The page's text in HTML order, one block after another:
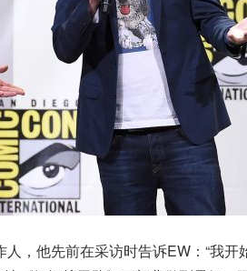
，他先前在采访时告诉EW：“我开